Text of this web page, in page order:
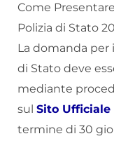
Come
Polizia di Stato
La domanda per
di Stato deve
mediante
sul Sito
termine di 30